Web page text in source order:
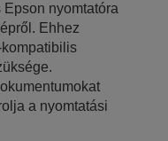
nyomtatóra
Ehhez
a nyomtatási